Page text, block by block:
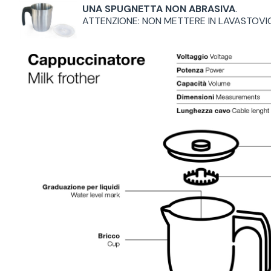
UNA SPUGNETTA NON ABRASIVA.
ATTENZIONE: NON METTERE IN